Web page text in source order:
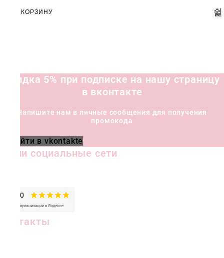
В КОРЗИНУ
Скидка 5% при подписке на нашу страницу
в вконтакте
Напишите нам в личные сообщения для получения
промокода
Перейти в vkontakte
Наши социальные сети
Контакты